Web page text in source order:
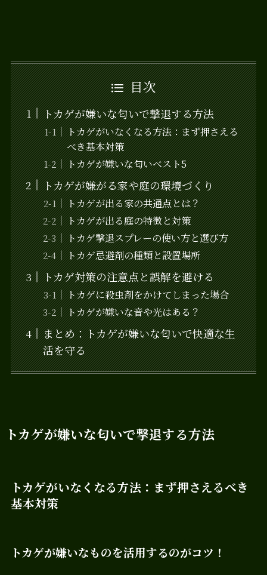
目次
トカゲが嫌いな匂いで撃退する方法
トカゲがいなくなる方法：まず押さえる
べき基本対策
トカゲが嫌いな匂いベスト5
トカゲが嫌がる家や庭の環境づくり
トカゲが出る家の共通点とは？
トカゲが出る庭の特徴と対策
トカゲ撃退スプレーの使い方と選び方
トカゲ忌避剤の種類と設置場所
トカゲ対策の注意点と誤解を避ける
トカゲに殺虫剤をかけてしまった場合
トカゲが嫌いな音や光はある？
まとめ：トカゲが嫌いな匂いで快適な生
活を守る
トカゲが嫌いな匂いで撃退する方法
トカゲがいなくなる方法：まず押さえるべき
基本対策
トカゲが嫌いなものを活用するのがコツ！